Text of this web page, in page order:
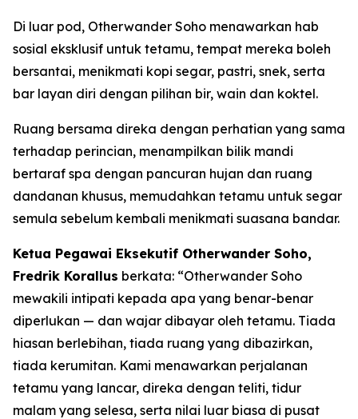
Di luar pod, Otherwander Soho menawarkan hab
sosial eksklusif untuk tetamu, tempat mereka boleh
bersantai, menikmati kopi segar, pastri, snek, serta
bar layan diri dengan pilihan bir, wain dan koktel.
Ruang bersama direka dengan perhatian yang sama
terhadap perincian, menampilkan bilik mandi
bertaraf spa dengan pancuran hujan dan ruang
dandanan khusus, memudahkan tetamu untuk segar
semula sebelum kembali menikmati suasana bandar.
Ketua Pegawai Eksekutif Otherwander Soho,
Fredrik Korallus berkata: “Otherwander Soho
mewakili intipati kepada apa yang benar-benar
diperlukan — dan wajar dibayar oleh tetamu. Tiada
hiasan berlebihan, tiada ruang yang dibazirkan,
tiada kerumitan. Kami menawarkan perjalanan
tetamu yang lancar, direka dengan teliti, tidur
malam yang selesa, serta nilai luar biasa di pusat